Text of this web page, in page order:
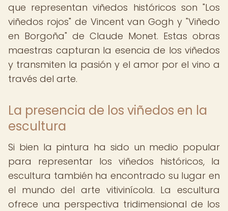
que representan viñedos históricos son "Los
viñedos rojos" de Vincent van Gogh y "Viñedo
en Borgoña" de Claude Monet. Estas obras
maestras capturan la esencia de los viñedos
y transmiten la pasión y el amor por el vino a
través del arte.
La presencia de los viñedos en la
escultura
Si bien la pintura ha sido un medio popular
para representar los viñedos históricos, la
escultura también ha encontrado su lugar en
el mundo del arte vitivinícola. La escultura
ofrece una perspectiva tridimensional de los